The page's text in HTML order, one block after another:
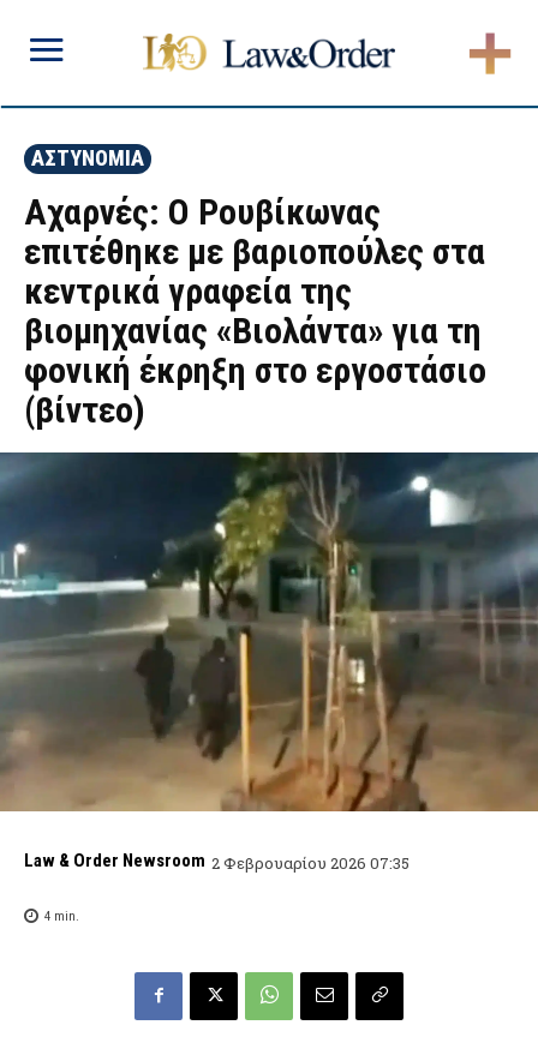
ΑΣΤΥΝΟΜΙΑ
Αχαρνές: Ο Ρουβίκωνας
επιτέθηκε με βαριοπούλες στα
κεντρικά γραφεία της
βιομηχανίας «Βιολάντα» για τη
φονική έκρηξη στο εργοστάσιο
(βίντεο)
Law & Order Newsroom 2 Φεβρουαρίου 2026 07:35
4 min.